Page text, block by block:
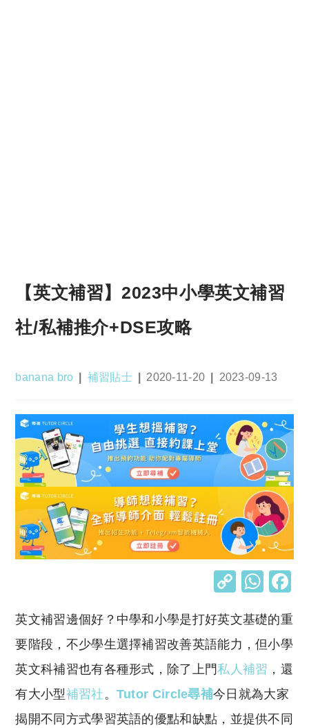
【英文補習】2023中小學英文補習
社/私補推介+DSE攻略
Post
banana bro
Post
補習貼士
Post
2020-11-20
Post
2023-09-13
C
p
y
Li
n
k
W
at
s
A
p
p
英文補習邊個好？中學和小學是打好英文基礎的重
要階段，不少學生選擇補習改善英語能力，但小學
英文科補習也有各種形式，除了上門私人補習 ，還
有大小型補習社。 Tutor Circle尋補今日就為大家
揭開不同方式學習英語的優點和缺點，並提供不同